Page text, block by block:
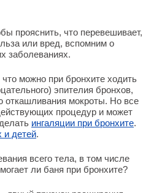
прояснить, что перевешивает,
или вред, вспомним о
заболеваниях.
можно при бронхите ходить
эпителия бронхов,
откашливания мокроты. Но все
процедур и может
ингаляции при бронхите.
и детей.
всего тела, в том числе
ли баня при бронхите?